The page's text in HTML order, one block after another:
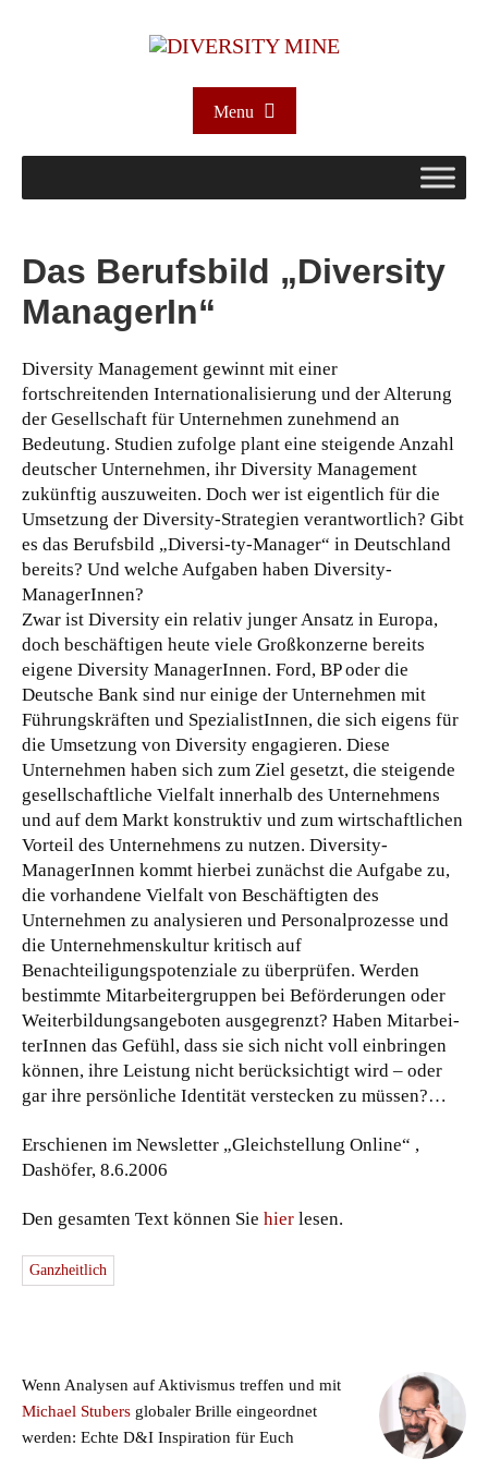
Menu
Das Berufsbild „Diversity
ManagerIn“
Diversity Management gewinnt mit einer
fortschreitenden Internationalisierung und der Alterung
der Gesellschaft für Unternehmen zunehmend an
Bedeutung. Studien zufolge plant eine steigende Anzahl
deutscher Unternehmen, ihr Diversity Management
zukünftig auszuweiten. Doch wer ist eigentlich für die
Umsetzung der Diversity-Strategien verantwortlich? Gibt
es das Berufsbild „Diversi-ty-Manager“ in Deutschland
bereits? Und welche Aufgaben haben Diversity-
ManagerInnen?
Zwar ist Diversity ein relativ junger Ansatz in Europa,
doch beschäftigen heute viele Großkonzerne bereits
eigene Diversity ManagerInnen. Ford, BP oder die
Deutsche Bank sind nur einige der Unternehmen mit
Führungskräften und SpezialistInnen, die sich eigens für
die Umsetzung von Diversity engagieren. Diese
Unternehmen haben sich zum Ziel gesetzt, die steigende
gesellschaftliche Vielfalt innerhalb des Unternehmens
und auf dem Markt konstruktiv und zum wirtschaftlichen
Vorteil des Unternehmens zu nutzen. Diversity-
ManagerInnen kommt hierbei zunächst die Aufgabe zu,
die vorhandene Vielfalt von Beschäftigten des
Unternehmen zu analysieren und Personalprozesse und
die Unternehmenskultur kritisch auf
Benachteiligungspotenziale zu überprüfen. Werden
bestimmte Mitarbeitergruppen bei Beförderungen oder
Weiterbildungsangeboten ausgegrenzt? Haben Mitarbei-
terInnen das Gefühl, dass sie sich nicht voll einbringen
können, ihre Leistung nicht berücksichtigt wird – oder
gar ihre persönliche Identität verstecken zu müssen?…
Erschienen im Newsletter „Gleichstellung Online“ ,
Dashöfer, 8.6.2006
Den gesamten Text können Sie hier lesen.
Ganzheitlich
Wenn Analysen auf Aktivismus treffen und mit
Michael Stubers globaler Brille eingeordnet
werden: Echte D&I Inspiration für Euch